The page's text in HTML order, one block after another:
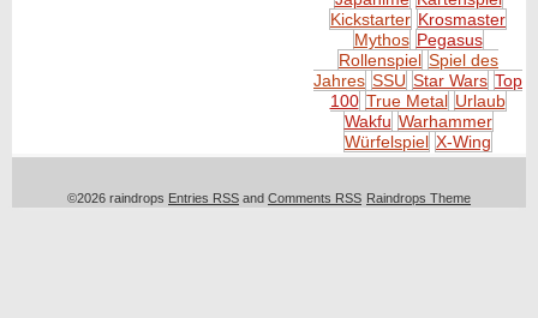
Kickstarter Krosmaster
Mythos Pegasus
Rollenspiel Spiel des
Jahres SSU Star Wars Top
100 True Metal Urlaub
Wakfu Warhammer
Würfelspiel X-Wing
©2026 raindrops Entries RSS and Comments RSS Raindrops Theme